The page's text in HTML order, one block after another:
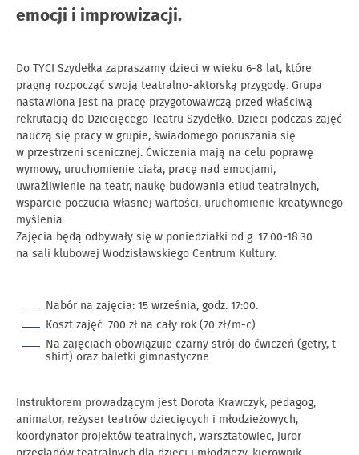
emocji i improwizacji.
Do TYCI Szydełka zapraszamy dzieci w wieku 6-8 lat, które
pragną rozpocząć swoją teatralno-aktorską przygodę. Grupa
nastawiona jest na pracę przygotowawczą przed właściwą
rekrutacją do Dziecięcego Teatru Szydełko. Dzieci podczas zajęć
nauczą się pracy w grupie, świadomego poruszania się
w przestrzeni scenicznej. Ćwiczenia mają na celu poprawę
wymowy, uruchomienie ciała, pracę nad emocjami,
uwrażliwienie na teatr, naukę budowania etiud teatralnych,
wsparcie poczucia własnej wartości, uruchomienie kreatywnego
myślenia.
Zajęcia będą odbywały się w poniedziałki od g. 17:00-18:30
na sali klubowej Wodzisławskiego Centrum Kultury.
Nabór na zajęcia: 15 września, godz. 17:00.
Koszt zajęć: 700 zł na cały rok (70 zł/m-c).
Na zajęciach obowiązuje czarny strój do ćwiczeń (getry, t-
shirt) oraz baletki gimnastyczne.
Instruktorem prowadzącym jest Dorota Krawczyk, pedagog,
animator, reżyser teatrów dziecięcych i młodzieżowych,
koordynator projektów teatralnych, warsztatowiec, juror